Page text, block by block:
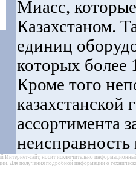
Миасс,
Казахстаном.
единиц
которых более
Кроме того
казахстанской
ассортимента
неисправность
сайт, носит исключительно
Для получения подробной информации о